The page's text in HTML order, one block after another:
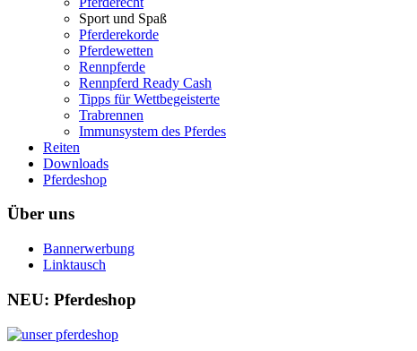
Sport und Spaß
Pferderekorde
Pferdewetten
Rennpferde
Rennpferd Ready Cash
Tipps für Wettbegeisterte
Trabrennen
Immunsystem des Pferdes
Reiten
Downloads
Pferdeshop
Über uns
Bannerwerbung
Linktausch
NEU: Pferdeshop